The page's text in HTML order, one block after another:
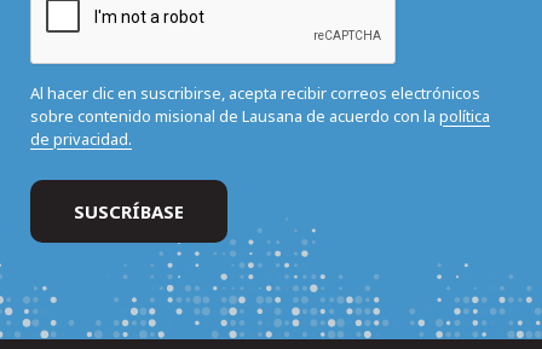
Al hacer clic en suscribirse, acepta recibir correos electrónicos
sobre contenido misional de Lausana de acuerdo con la política
de privacidad.